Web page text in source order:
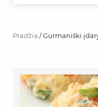
Pradžia / Gurmaniški